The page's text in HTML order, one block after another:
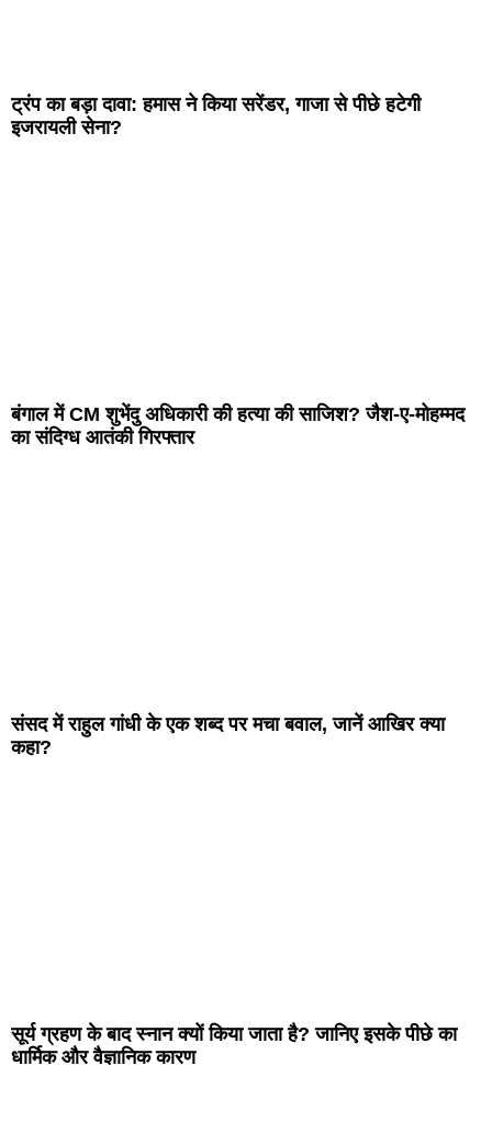
ट्रंप का बड़ा दावा: हमास ने किया सरेंडर, गाजा से पीछे हटेगी
इजरायली सेना?
बंगाल में CM शुभेंदु अधिकारी की हत्या की साजिश? जैश-ए-मोहम्मद
का संदिग्ध आतंकी गिरफ्तार
संसद में राहुल गांधी के एक शब्द पर मचा बवाल, जानें आखिर क्या
कहा?
सूर्य ग्रहण के बाद स्नान क्यों किया जाता है? जानिए इसके पीछे का
धार्मिक और वैज्ञानिक कारण